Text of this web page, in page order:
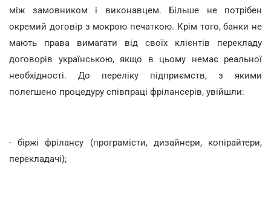
між замовником і виконавцем. Більше не потрібен
окремий договір з мокрою печаткою. Крім того, банки не
мають права вимагати від своїх клієнтів перекладу
договорів українською, якщо в цьому немає реальної
необхідності. До переліку підприємств, з якими
полегшено процедуру співпраці фрілансерів, увійшли:
- біржі фрілансу (програмісти, дизайнери, копірайтери,
перекладачі);